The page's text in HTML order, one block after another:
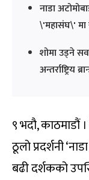
नाडा
\'महासंघ\' मा
शोमा उड्ने
अन्तर्राष्ट्रिय
९ भदौ, काठमाडौं
ठूलो प्रदर्शनी
बढी दर्शकको